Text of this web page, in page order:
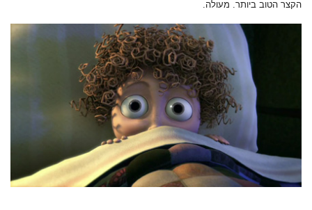
הקצר הטוב ביותר. מעולה.